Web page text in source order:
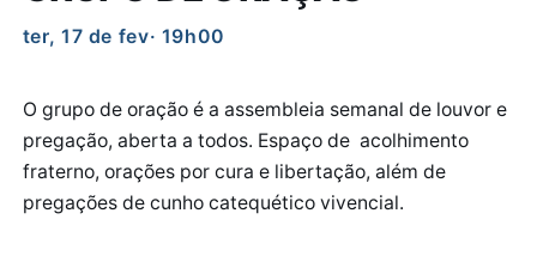
ter, 17 de fev· 19h00
O grupo de oração é a assembleia semanal de louvor e
pregação, aberta a todos. Espaço de acolhimento
fraterno, orações por cura e libertação, além de
pregações de cunho catequético vivencial.